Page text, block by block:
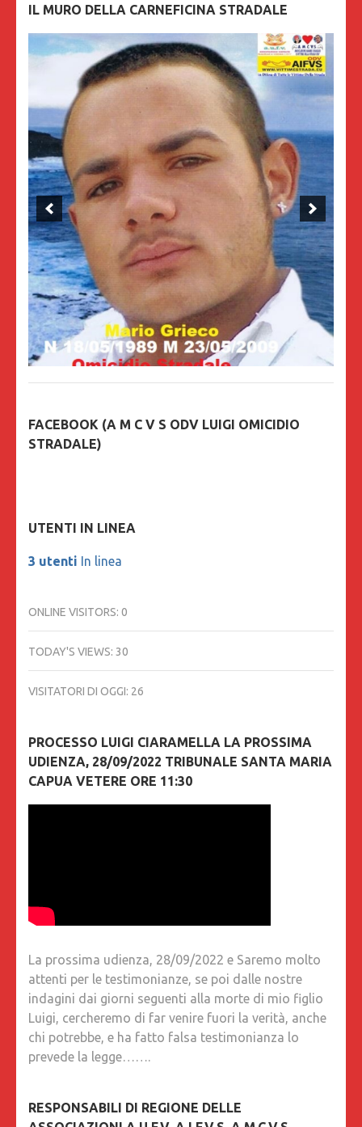
IL MURO DELLA CARNEFICINA STRADALE
FACEBOOK (A M C V S ODV LUIGI OMICIDIO
STRADALE)
UTENTI IN LINEA
3 utenti In linea
ONLINE VISITORS: 0
TODAY'S VIEWS: 30
VISITATORI DI OGGI: 26
PROCESSO LUIGI CIARAMELLA LA PROSSIMA
UDIENZA, 28/09/2022 TRIBUNALE SANTA MARIA
CAPUA VETERE ORE 11:30
La prossima udienza, 28/09/2022 e Saremo molto
attenti per le testimonianze, se poi dalle nostre
indagini dai giorni seguenti alla morte di mio figlio
Luigi, cercheremo di far venire fuori la verità, anche
chi potrebbe, e ha fatto falsa testimonianza lo
prevede la legge…….
RESPONSABILI DI REGIONE DELLE